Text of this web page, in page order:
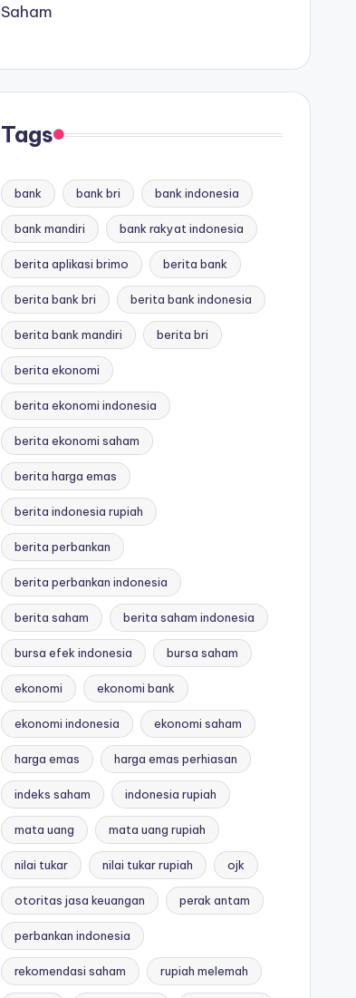
Saham
Tags
bank bank bri bank indonesia
bank mandiri bank rakyat indonesia
berita aplikasi brimo berita bank
berita bank bri berita bank indonesia
berita bank mandiri berita bri
berita ekonomi
berita ekonomi indonesia
berita ekonomi saham
berita harga emas
berita indonesia rupiah
berita perbankan
berita perbankan indonesia
berita saham berita saham indonesia
bursa efek indonesia bursa saham
ekonomi ekonomi bank
ekonomi indonesia ekonomi saham
harga emas harga emas perhiasan
indeks saham indonesia rupiah
mata uang mata uang rupiah
nilai tukar nilai tukar rupiah ojk
otoritas jasa keuangan perak antam
perbankan indonesia
rekomendasi saham rupiah melemah